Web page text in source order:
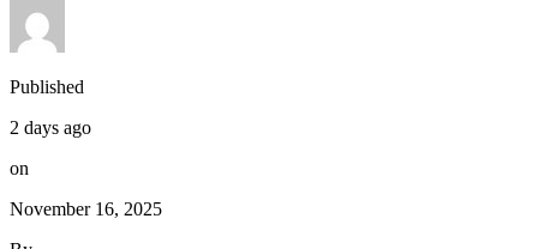
Published
2 days ago
on
November 16, 2025